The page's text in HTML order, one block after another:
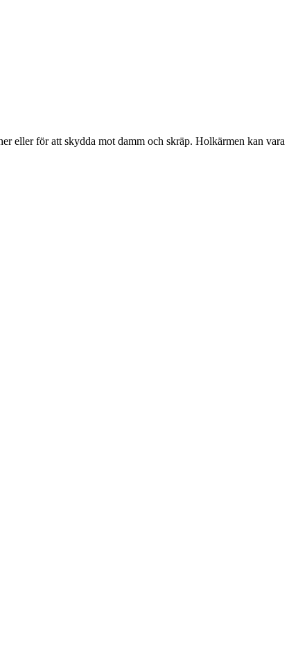
eller för att skydda mot damm och skräp. Holkärmen kan vara